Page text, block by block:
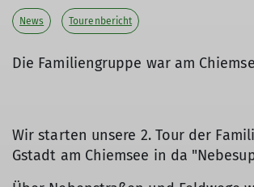
News Tourenbericht
Die Familiengruppe war am
Wir starten unsere 2. Tour der
Gstadt am Chiemsee in da